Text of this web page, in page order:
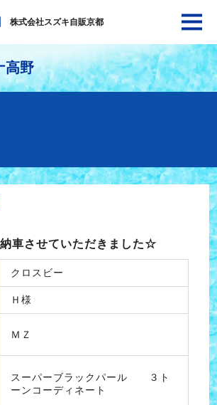
株式会社スズキ自販京都
高野
車させていただきました☆
クロスビー
Ｈ様
ＭＺ
スーパーブラックパール ３ト
ーンコーディネート